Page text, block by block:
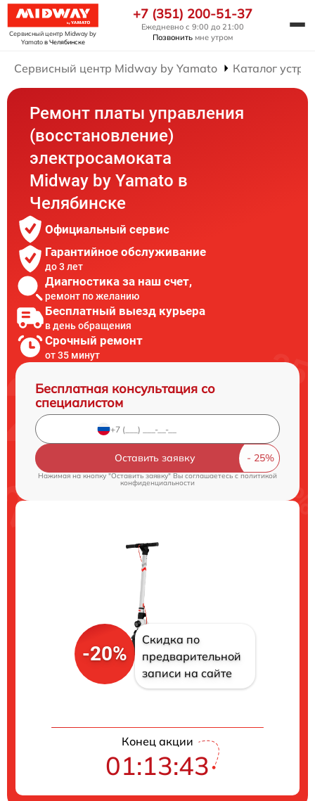
Сервисный центр Midway by
Yamatoв Челябинске
+7 (351) 200-51-37
Ежедневно с 9:00 до 21:00
Позвонить мне утром
Сервисный центр Midway by Yamato Каталог
Ремонт платы управления
(восстановление)
электросамоката
Midway by Yamato в
Челябинске
Официальный сервис
Гарантийное обслуживание
до 3 лет
Диагностика за наш счет,
ремонт по желанию
Бесплатный выезд курьера
в день обращения
Срочный ремонт
от 35 минут
Бесплатная консультация со
специалистом
Оставить заявку
Нажимая на кнопку "Оставить заявку" Вы соглашаетесь c политикой
конфиденциальности
-20%
Скидка по
предварительной
записи на сайте
Конец акции
01:13:42